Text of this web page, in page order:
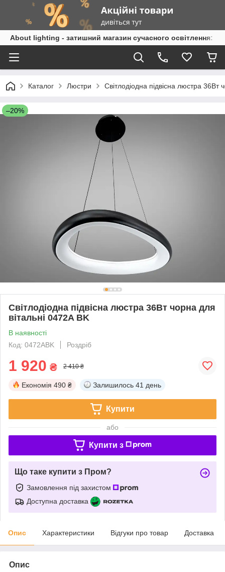
About lighting - затишний магазин сучасного освітлення:
Каталог Люстри Світлодіодна підвісна люстра 36Вт
–20%
Світлодіодна підвісна люстра 36Вт чорна для
вітальні 0472A BK
В наявності
Код: 0472ABK
Роздріб
1 920 ₴ 2 410 ₴
Економія 490 ₴ Залишилось 41 день
Купити
або
Купити з
Що таке купити з Пром?
Замовлення під захистом
Доступна доставка
Опис Характеристики Відгуки про товар Доставка
Опис